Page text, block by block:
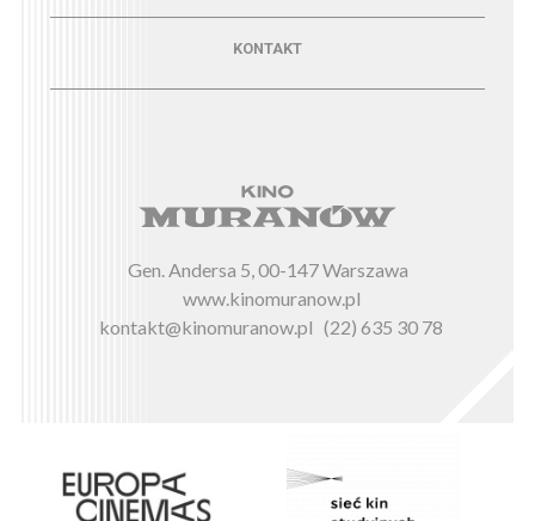
KONTAKT
Gen. Andersa 5, 00-147 Warszawa
www.kinomuranow.pl
kontakt@kinomuranow.pl (22) 635 30 78